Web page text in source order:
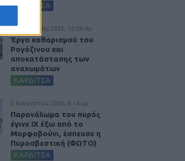
ΚΑΡΔΙΤΣΑ
6 Αυγούστου 2026, 10:06 πμ
Έργο καθαρισμού του
Ρογόζινου και
αποκατάστασης των
αναχωμάτων
ΚΑΡΔΙΤΣΑ
5 Αυγούστου 2026, 6:14 μμ
Παρανάλωμα του πυρός
έγινε ΙΧ έξω από το
Μορφοβούνι, έσπευσε η
Πυροσβεστική (ΦΩΤΟ)
ΚΑΡΔΙΤΣΑ